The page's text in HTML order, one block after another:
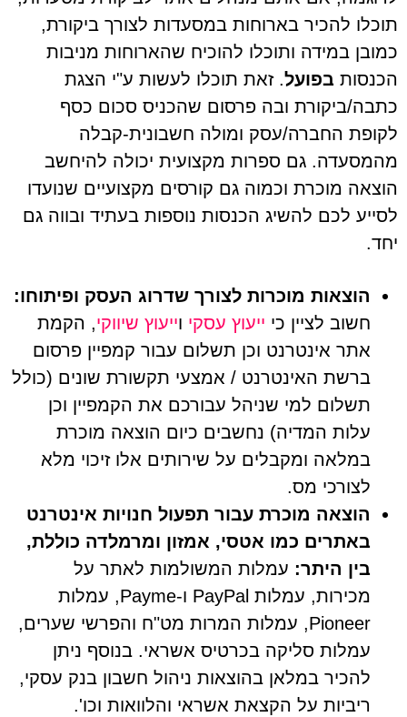
תוכלו להכיר בארוחות במסעדות לצורך ביקורת,
כמובן במידה ותוכלו להוכיח שהארוחות מניבות
הכנסות בפועל. זאת תוכלו לעשות ע"י הצגת
כתבה/ביקורת ובה פרסום שהכניס סכום כסף
לקופת החברה/עסק ומולה חשבונית-קבלה
מהמסעדה. גם ספרות מקצועית יכולה להיחשב
הוצאה מוכרת וכמוה גם קורסים מקצועיים שנועדו
לסייע לכם להשיג הכנסות נוספות בעתיד ובווה גם
יחד.
הוצאות מוכרות לצורך שדרוג העסק ופיתוחו:
חשוב לציין כי ייעוץ עסקיוייעוץ שיווקי, הקמת
אתר אינטרנט וכן תשלום עבור קמפיין פרסום
ברשת האינטרנט / אמצעי תקשורת שונים (כולל
תשלום למי שניהל עבורכם את הקמפיין וכן
עלות המדיה) נחשבים כיום הוצאה מוכרת
במלאה ומקבלים על שירותים אלו זיכוי מלא
לצורכי מס.
הוצאה מוכרת עבור תפעול חנויות אינטרנט
באתרים כמו אטסי, אמזון ומרמלדה כוללת,
בין היתר: עמלות המשולמות לאתר על
מכירות, עמלות PayPal ו-Payme, עמלות
Pioneer, עמלות המרות מט"ח והפרשי שערים,
עמלות סליקה בכרטיס אשראי. בנוסף ניתן
להכיר במלאן בהוצאות ניהול חשבון בנק עסקי,
ריביות על הקצאת אשראי והלוואות וכו'.